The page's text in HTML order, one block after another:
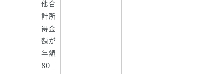
他合
計所
得金
額が
年額
80